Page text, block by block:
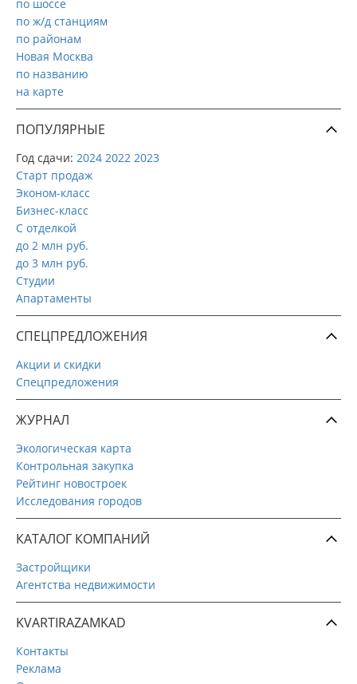
по шоссе
по ж/д станциям
по районам
Новая Москва
по названию
на карте
ПОПУЛЯРНЫЕ
Год сдачи: 2024 2022 2023
Старт продаж
Эконом-класс
Бизнес-класс
С отделкой
до 2 млн руб.
до 3 млн руб.
Студии
Апартаменты
СПЕЦПРЕДЛОЖЕНИЯ
Акции и скидки
Спецпредложения
ЖУРНАЛ
Экологическая карта
Контрольная закупка
Рейтинг новостроек
Исследования городов
КАТАЛОГ КОМПАНИЙ
Застройщики
Агентства недвижимости
KVARTIRAZAMKAD
Контакты
Реклама